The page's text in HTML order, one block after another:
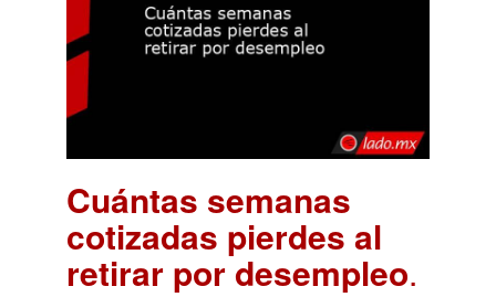
Cuántas semanas
cotizadas pierdes al
retirar por desempleo.